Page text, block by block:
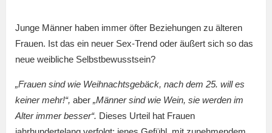
Junge Männer haben immer öfter Beziehungen zu älteren
Frauen. Ist das ein neuer Sex-Trend oder äußert sich so das
neue weibliche Selbstbewusstsein?
„Frauen sind wie Weihnachtsgebäck, nach dem 25. will es
keiner mehr!“, aber „Männer sind wie Wein, sie werden im
Alter immer besser“. Dieses Urteil hat Frauen